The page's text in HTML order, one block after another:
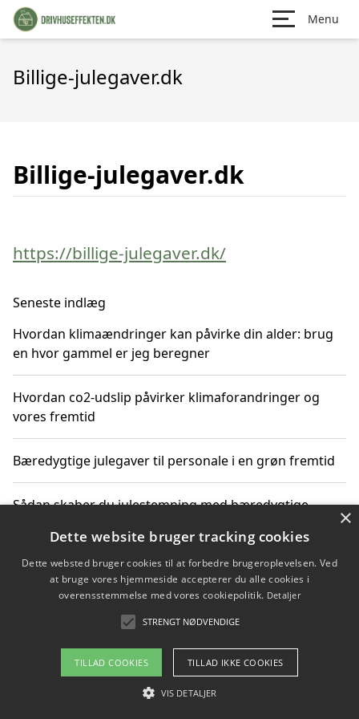
Menu
Billige-julegaver.dk
Billige-julegaver.dk
https://billige-julegaver.dk/
Seneste indlæg
Hvordan klimaændringer kan påvirke din alder: brug
en hvor gammel er jeg beregner
Hvordan co2-udslip påvirker klimaforandringer og
vores fremtid
Bæredygtige julegaver til personale i en grøn fremtid
Sådan skaber du julestemning med bæredygtige
Sådan skaber du et bæredygtigt hjem med familien i
Copyright 2026 - Pilanto Aps
Om / kontakt
×
Dette website bruger tracking cookies
Dette websted bruger cookies til at forbedre brugeroplevelsen. Ved
at bruge vores hjemmeside accepterer du alle cookies i
overensstemmelse med vores cookiepolitik. Detaljer
STRENGT NØDVENDIGE
TILLAD COOKIES TILLAD IKKE COOKIES
VIS DETALJER